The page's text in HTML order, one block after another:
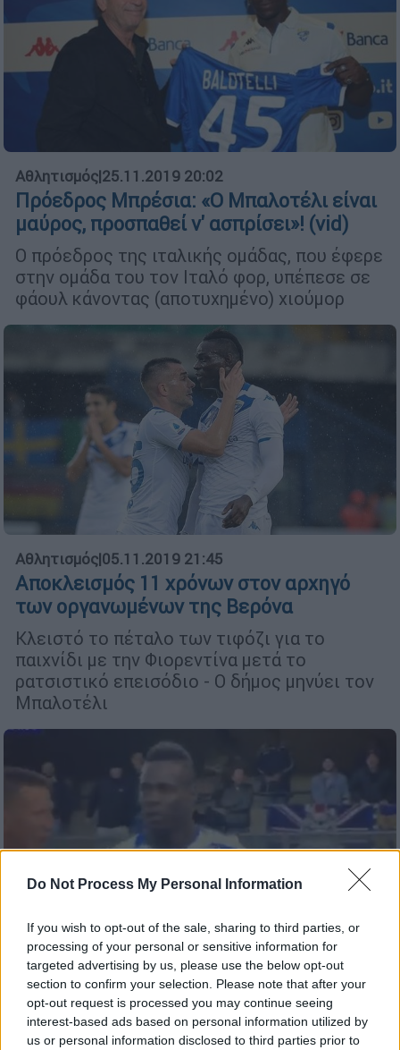
Do Not Process My Personal Information
If you wish to opt-out of the sale, sharing to third parties, or
processing of your personal or sensitive information for
targeted advertising by us, please use the below opt-out
section to confirm your selection. Please note that after your
opt-out request is processed you may continue seeing
interest-based ads based on personal information utilized by
us or personal information disclosed to third parties prior to
Αθλητισμός|25.11.2019 20:02
Πρόεδρος Μπρέσια: «Ο Μπαλοτέλι είναι
μαύρος, προσπαθεί ν' ασπρίσει»! (vid)
Ο πρόεδρος της ιταλικής ομάδας, που έφερε
στην ομάδα του τον Ιταλό φορ, υπέπεσε σε
φάουλ κάνοντας (αποτυχημένο) χιούμορ
Αθλητισμός|05.11.2019 21:45
Αποκλεισμός 11 χρόνων στον αρχηγό
των οργανωμένων της Βερόνα
Κλειστό το πέταλο των τιφόζι για το
παιχνίδι με την Φιορεντίνα μετά το
ρατσιστικό επεισόδιο - Ο δήμος μηνύει τον
Μπαλοτέλι
Αθλητισμός|03.11.2019 18:39
Χαμός στην Ιταλία: Ρατσιστική επίθεση
σε Μπαλοτέλι - Εφυγε από το γήπεδο!
(vid)